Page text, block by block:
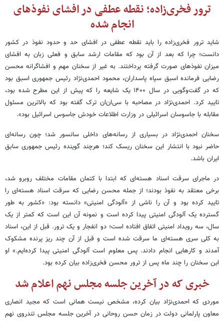
ترور فخری‌زاده؛ نقطه عطفی در افشای نفوذهای
انجام شده
شاید ترور فخری‌زاده را باید نقطه عطفی در افشای حد و حدود نفوذ در کشور
دانست؛ چرا که بعد از آن بود که مقامات ارشد سابق و فعلی زبان به افشای
میزان نفوذهای صورت گرفته پرداختند. به غیر از سخنان مهم و افشاگرانه محسن
رضایی فرمانده اسبق سپاه پاسداران، محمود احمدی‌نژاد رئیس جمهوری اسبق بود
که در گفت‌وگویی در سال ۱۴۰۰ یک شایعه را که پیش از این مطرح شده بود،
تایید کرد. احمدی‌نژاد در مصاحبه با سی‌ان‌ان ترک گفته بود که بالاترین مسئول
مقابله با جاسوسان اسرائیلی در وزارت اطلاعات خودش جاسوس اسرائیل بود».
سخنان احمدی‌نژاد در بسیاری از رسانه‌های داخلی سانسور شد؛ چون رسانه‌ای
حاضر نبود با انتشار این سخنان ریسک کند؛ هرچند گوینده رئیس جمهوری سابق
ایران باشد.
در ماجرای سرقت اسناد هسته‌ای که ابتدا با کتمان مقامات مختلف روبرو شد،
برخی معتقد به نفوذ بودند؛ از جمله محسن رضایی که سرقت اسناد هسته‌ای را
تایید کرده بود و آن را ناشی از «آلودگی امنیتی» دانسته بود: «کشور به طور
گسترده یک آلودگی امنیتی پیدا کرده است و نمونه آن این است که کمتر از یک
سال، سه رویداد امنیتی اتفاق افتاده است؛ دو انفجار و یک ترور. قبل از این، اسناد
به کلی سری هسته‌ای ما سرقت شده است و قبل از آن چند ریز پرنده مشکوک
آمدند و کارهایی انجام دادند. پس معلوم است آلودگی امنیتی پیدا کرده‌ایم.» او
این سخنان را چند ماه پس از ترور محسن فخری‌زاده بیان کرده بود.
خبری که در آخرین جلسه مجلس نهم اعلام شد
موردی که احمدی‌نژاد بیان کرده، مشخص نیست همانی است که مجید انصاری
معاون پارلمانی دولت در زمان حسن روحانی در آخرین جلسه مجلس تندروی نهم